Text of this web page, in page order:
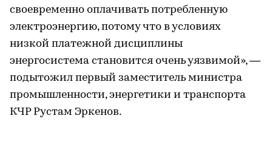
своевременно оплачивать потребленную
электроэнергию, потому что в условиях
низкой платежной дисциплины
энергосистема становится очень уязвимой», —
подытожил первый заместитель министра
промышленности, энергетики и транспорта
КЧР Рустам Эркенов.